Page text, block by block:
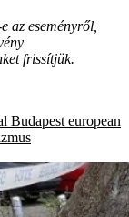
az eseményről,
frissítjük.
Budapest european